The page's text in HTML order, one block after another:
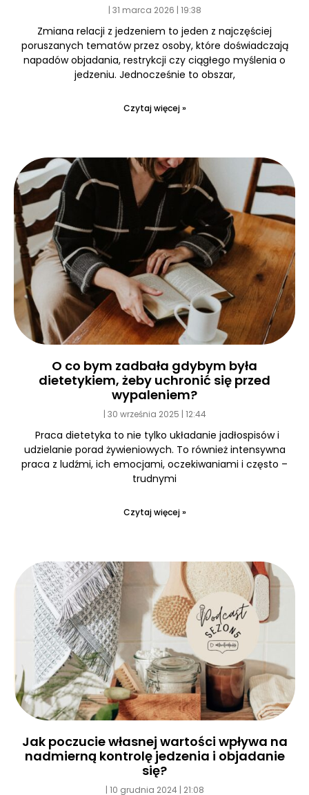
31 marca 2026 19:38
Zmiana relacji z jedzeniem to jeden z najczęściej
poruszanych tematów przez osoby, które doświadczają
napadów objadania, restrykcji czy ciągłego myślenia o
jedzeniu. Jednocześnie to obszar,
Czytaj więcej »
O co bym zadbała gdybym była
dietetykiem, żeby uchronić się przed
wypaleniem?
30 września 2025 12:44
Praca dietetyka to nie tylko układanie jadłospisów i
udzielanie porad żywieniowych. To również intensywna
praca z ludźmi, ich emocjami, oczekiwaniami i często –
trudnymi
Czytaj więcej »
Jak poczucie własnej wartości wpływa na
nadmierną kontrolę jedzenia i objadanie
się?
10 grudnia 2024 21:08